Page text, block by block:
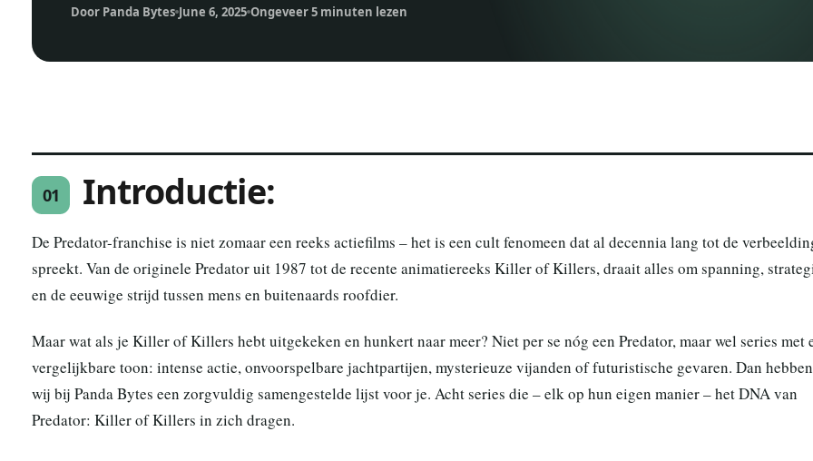
Door Panda Bytes June 6, 2025 Ongeveer 5 minuten lezen
01 Introductie:
De Predator-franchise is niet zomaar een reeks actiefilms – het is een cult fenomeen dat al decennia lang tot de
spreekt. Van de originele Predator uit 1987 tot de recente animatiereeks Killer of Killers, draait alles om spanning,
en de eeuwige strijd tussen mens en buitenaards roofdier.
Maar wat als je Killer of Killers hebt uitgekeken en hunkert naar meer? Niet per se nóg een Predator, maar wel series met
vergelijkbare toon: intense actie, onvoorspelbare jachtpartijen, mysterieuze vijanden of futuristische gevaren. Dan hebben
wij bij Panda Bytes een zorgvuldig samengestelde lijst voor je. Acht series die – elk op hun eigen manier – het DNA van
Predator: Killer of Killers in zich dragen.